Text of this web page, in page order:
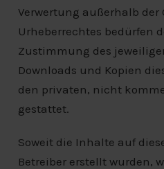
Verwertung außerhalb der
Urheberrechtes bedürfen
Zustimmung des
Downloads und Kopien
den privaten, nicht
gestattet.
Soweit die Inhalte auf
Betreiber erstellt wurden,